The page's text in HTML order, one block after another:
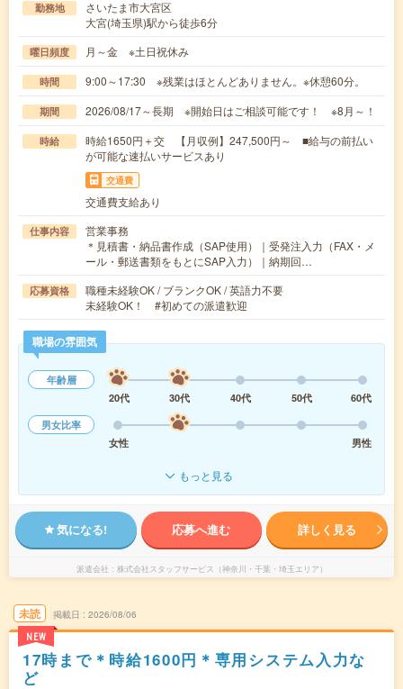
勤務地
さいたま市大宮区
大宮(埼玉県)駅から徒歩6分
曜日頻度 月～金 ※土日祝休み
時間 9:00～17:30 ※残業はほとんどありません。※休憩60分。
期間 2026/08/17～長期 ※開始日はご相談可能です！ ※8月～！
時給
時給1650円＋交 【月収例】247,500円～ ■給与の前払い
が可能な速払いサービスあり
交通費
交通費支給あり
仕事内容
営業事務
＊見積書・納品書作成（SAP使用）｜受発注入力（FAX・メ
ール・郵送書類をもとにSAP入力）｜納期回…
応募資格
職種未経験OK / ブランクOK / 英語力不要
未経験OK！ #初めての派遣歓迎
職場の雰囲気
年齢層
20代
30代 40代 50代
60代
男女比率
女性
男性
もっと見る
気になる! 応募へ進む 詳しく見る
派遣会社 株式会社スタッフサービス（神奈川・千葉・埼玉エリア）
未読
NEW
掲載日 2026/08/06
17時まで＊時給1600円＊専用システム入力な
ど